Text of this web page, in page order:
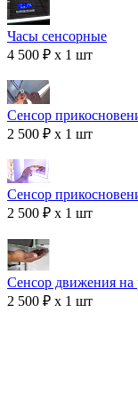
Часы сенсорные
4 500 ₽ x 1 шт
Сенсор
2 500 ₽ x 1 шт
Сенсор
2 500 ₽ x 1 шт
Сенсор движения на
2 500 ₽ x 1 шт